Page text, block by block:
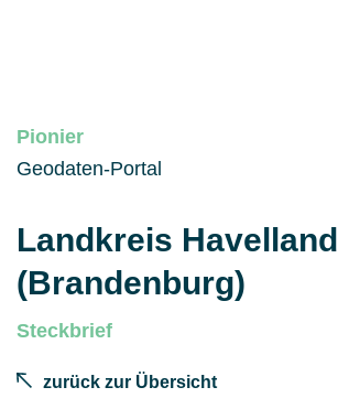
Pionier
Geodaten-Portal
Landkreis Havelland
(Brandenburg)
Steckbrief
zurück zur Übersicht